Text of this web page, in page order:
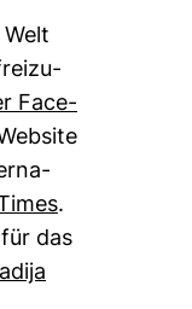
Face­
.
das